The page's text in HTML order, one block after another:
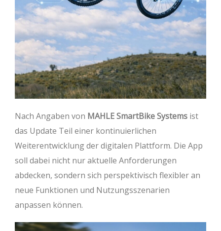
Nach Angaben von MAHLE SmartBike Systems ist
das Update Teil einer kontinuierlichen
Weiterentwicklung der digitalen Plattform. Die App
soll dabei nicht nur aktuelle Anforderungen
abdecken, sondern sich perspektivisch flexibler an
neue Funktionen und Nutzungsszenarien
anpassen können.